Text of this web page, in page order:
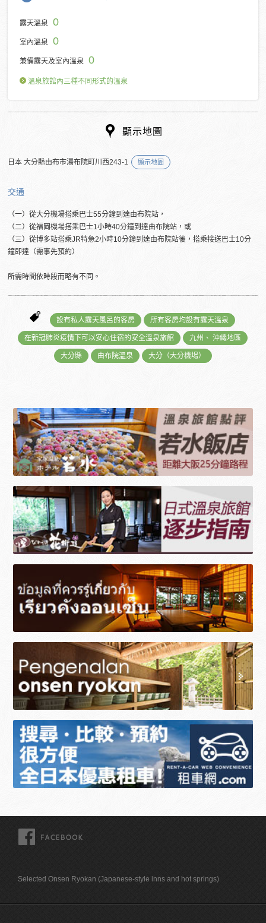
露天溫泉 0
室內溫泉 0
兼備露天及室內溫泉 0
溫泉旅館內三種不同形式的溫泉
顯示地圖
日本 大分縣由布市湯布院町川西243-1 顯示地圖
交通
（一）從大分機場搭乘巴士55分鐘到達由布院站，
（二）從福岡機場搭乘巴士1小時40分鐘到達由布院站，或
（三）從博多站搭乘JR特急2小時10分鐘到達由布院站後，搭乘接送巴士10分
鐘即達（需事先預約）
所需時間依時段而略有不同。
設有私人露天風呂的客房 所有客房均設有露天溫泉
在新冠肺炎疫情下可以安心住宿的安全溫泉旅館 九州、 沖繩地區
大分縣 由布院溫泉 大分（大分機場）
Selected Onsen Ryokan (Japanese-style inns and hot springs)